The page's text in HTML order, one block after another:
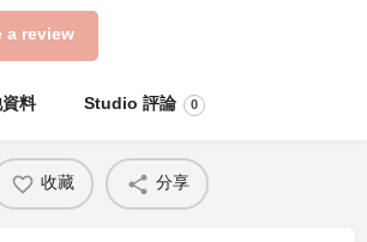
a review
料 Studio 評論 0
收藏 分享